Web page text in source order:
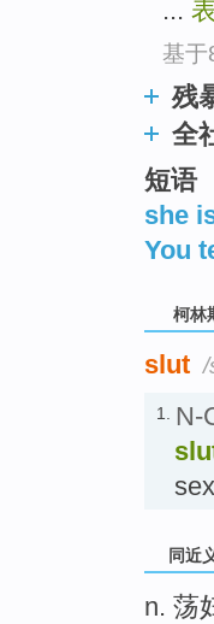
...
基于
残
全
短语
she
You
柯林
slut /
1. N-
同近
n. 荡